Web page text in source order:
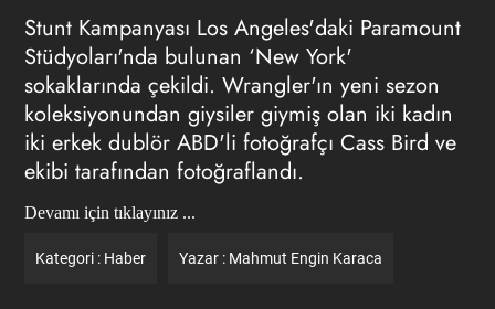
Stunt Kampanyası Los Angeles'daki Paramount
Stüdyoları'nda bulunan ‘New York'
sokaklarında çekildi. Wrangler'ın yeni sezon
koleksiyonundan giysiler giymiş olan iki kadın
iki erkek dublör ABD'li fotoğrafçı Cass Bird ve
ekibi tarafından fotoğraflandı.
Devamı için tıklayınız ...
Kategori : Haber Yazar : Mahmut Engin Karaca